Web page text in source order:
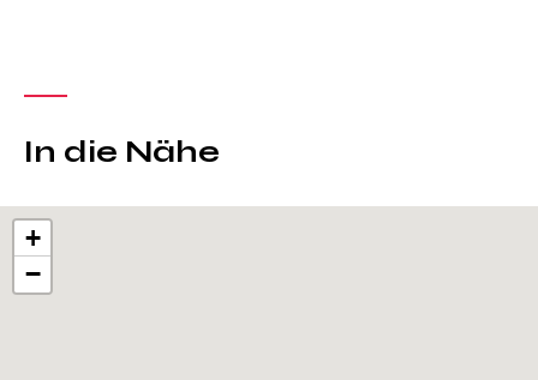
In die Nähe
+
−